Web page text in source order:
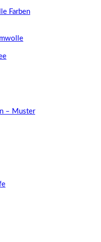
Farben
– Muster